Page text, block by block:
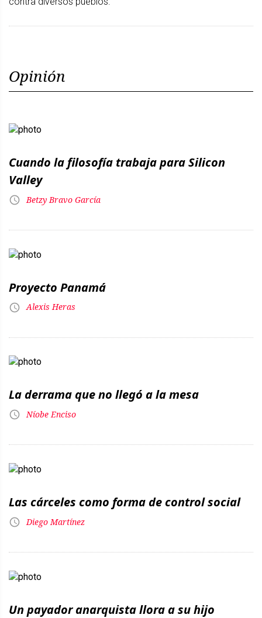
Opinión
Cuando la filosofía trabaja para Silicon
Valley
Betzy Bravo García
Proyecto Panamá
Alexis Heras
La derrama que no llegó a la mesa
Níobe Enciso
Las cárceles como forma de control social
Diego Martínez
Un payador anarquista llora a su hijo